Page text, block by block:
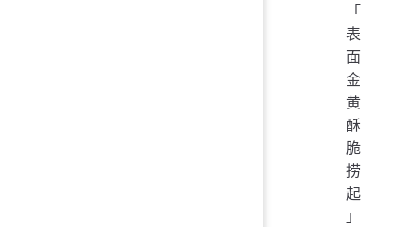
「
表
面
金
黄
酥
脆
捞
起
」